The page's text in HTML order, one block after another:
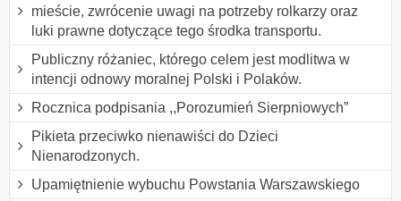
mieście, zwrócenie uwagi na potrzeby rolkarzy oraz
luki prawne dotyczące tego środka transportu.
Publiczny różaniec, którego celem jest modlitwa w
intencji odnowy moralnej Polski i Polaków.
Rocznica podpisania ,,Porozumień Sierpniowych”
Pikieta przeciwko nienawiści do Dzieci
Nienarodzonych.
Upamiętnienie wybuchu Powstania Warszawskiego